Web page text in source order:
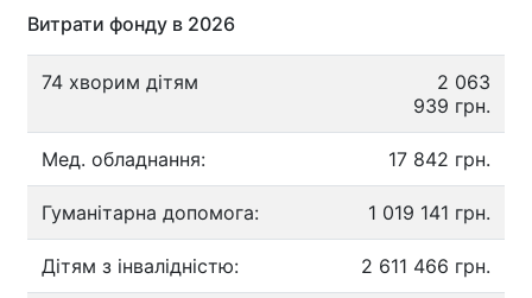
Витрати фонду в 2026
74 хворим дітям
2 063
939 грн.
Мед. обладнання: 17 842 грн.
Гуманітарна допомога: 1 019 141 грн.
Дітям з інвалідністю: 2 611 466 грн.